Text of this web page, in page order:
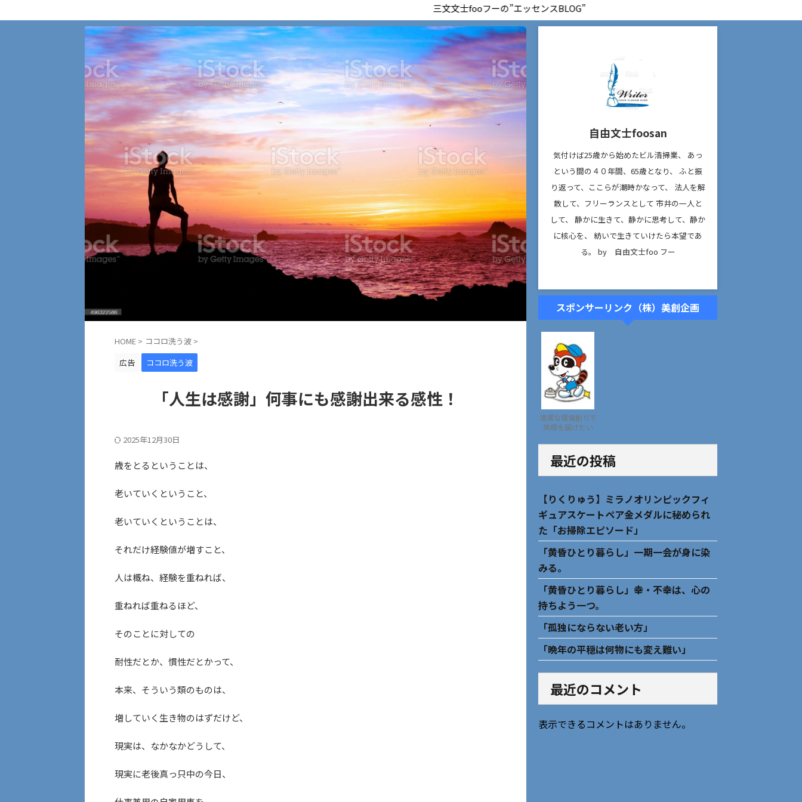
三文文士fooフーの”エッセンスBLOG”
HOME > ココロ洗う波 >
広告
ココロ洗う波
「人生は感謝」何事にも感謝出来る感性！
2025年12月30日
歳をとるということは、
老いていくということ、
老いていくということは、
それだけ経験値が増すこと、
人は概ね、経験を重ねれば、
重ねれば重ねるほど、
そのことに対しての
耐性だとか、慣性だとかって、
本来、そういう類のものは、
増していく生き物のはずだけど、
現実は、なかなかどうして、
現実に老後真っ只中の今日、
自由文士foosan
気付けば25歳から始めたビル清掃業、 あっ
という間の４０年間、65歳となり、 ふと振
り返って、ここらが潮時かなって、 法人を解
散して、フリーランスとして 市井の一人と
して、 静かに生きて、静かに思考して、静か
に核心を、 紡いで生きていけたら本望であ
る。 by 自由文士foo フー
スポンサーリンク（株）美創企画
清潔な環境創りで
笑顔を届けたい
最近の投稿
【りくりゅう】ミラノオリンピックフィ
ギュアスケートペア金メダルに秘められ
た「お掃除エピソード」
「黄昏ひとり暮らし」一期一会が身に染
みる。
「黄昏ひとり暮らし」幸・不幸は、心の
持ちよう一つ。
「孤独にならない老い方」
「晩年の平穏は何物にも変え難い」
最近のコメント
表示できるコメントはありません。